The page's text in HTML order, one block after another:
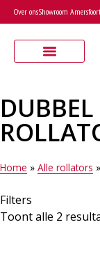
Over onsShowroom
Home » Alle rollators »
Filters
Toont alle 2